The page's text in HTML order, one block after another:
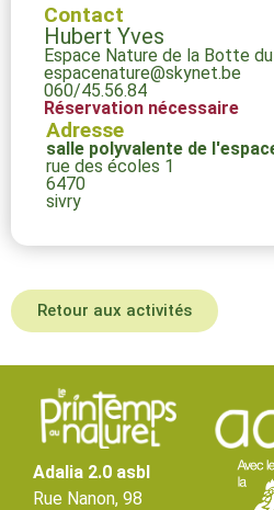
Contact
Hubert Yves
Espace Nature de la Botte
espacenature@skynet.be
060/45.56.84
Réservation nécessaire
Adresse
salle polyvalente de
rue des écoles 1
6470
sivry
Retour aux activités
Adalia 2.0 asbl
Rue Nanon, 98